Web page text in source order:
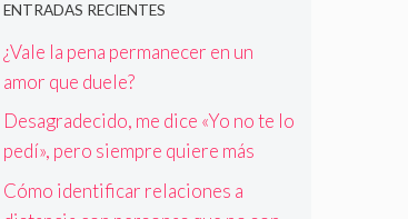
ENTRADAS RECIENTES
¿Vale la pena permanecer en un
amor que duele?
Desagradecido, me dice «Yo no te lo
pedí», pero siempre quiere más
Cómo identificar relaciones a